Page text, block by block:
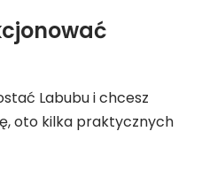
Labubu i chcesz
oto kilka praktycznych